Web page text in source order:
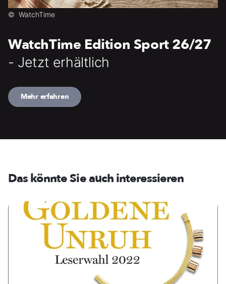
© WatchTime
WatchTime Edition Sport 26/27
- Jetzt erhältlich
Mehr erfahren
Das könnte Sie auch interessieren